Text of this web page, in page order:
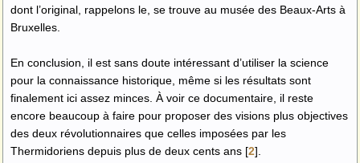
dont l’original, rappelons le, se trouve au musée des Beaux-Arts à
Bruxelles.
En conclusion, il est sans doute intéressant d’utiliser la science
pour la connaissance historique, même si les résultats sont
finalement ici assez minces. À voir ce documentaire, il reste
encore beaucoup à faire pour proposer des visions plus objectives
des deux révolutionnaires que celles imposées par les
Thermidoriens depuis plus de deux cents ans[2]